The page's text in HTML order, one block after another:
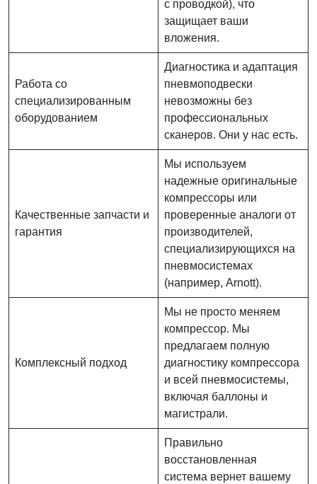
с проводкой), что
защищает ваши
вложения.
Работа со
специализированным
оборудованием
Диагностика и адаптация
пневмоподвески
невозможны без
профессиональных
сканеров. Они у нас есть.
Качественные запчасти и
гарантия
Мы используем
надежные оригинальные
компрессоры или
проверенные аналоги от
производителей,
специализирующихся на
пневмосистемах
(например, Arnott).
Комплексный подход
Мы не просто меняем
компрессор. Мы
предлагаем полную
диагностику компрессора
и всей пневмосистемы,
включая баллоны и
магистрали.
Правильно
восстановленная
система вернет вашему